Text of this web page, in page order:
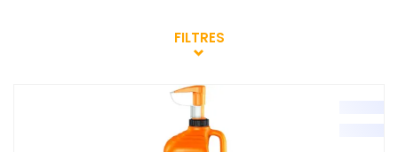
FILTRES